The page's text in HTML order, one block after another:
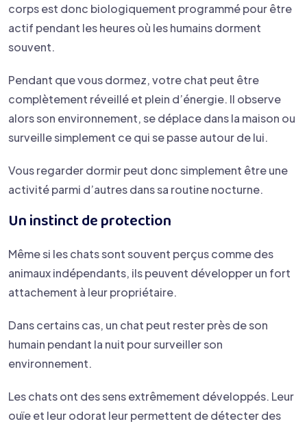
corps est donc biologiquement programmé pour être
actif pendant les heures où les humains dorment
souvent.
Pendant que vous dormez, votre chat peut être
complètement réveillé et plein d’énergie. Il observe
alors son environnement, se déplace dans la maison ou
surveille simplement ce qui se passe autour de lui.
Vous regarder dormir peut donc simplement être une
activité parmi d’autres dans sa routine nocturne.
Un instinct de protection
Même si les chats sont souvent perçus comme des
animaux indépendants, ils peuvent développer un fort
attachement à leur propriétaire.
Dans certains cas, un chat peut rester près de son
humain pendant la nuit pour surveiller son
environnement.
Les chats ont des sens extrêmement développés. Leur
ouïe et leur odorat leur permettent de détecter des